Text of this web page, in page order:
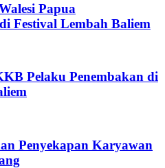
Papua
Festival Lembah Baliem
Pelaku Penembakan di
Penyekapan Karyawan